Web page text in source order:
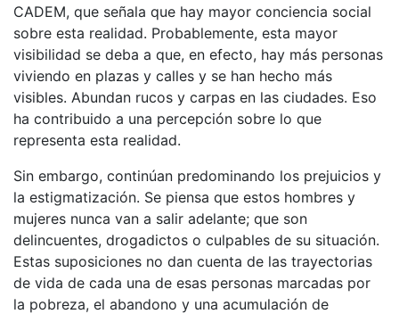
CADEM, que señala que hay mayor conciencia social
sobre esta realidad. Probablemente, esta mayor
visibilidad se deba a que, en efecto, hay más personas
viviendo en plazas y calles y se han hecho más
visibles. Abundan rucos y carpas en las ciudades. Eso
ha contribuido a una percepción sobre lo que
representa esta realidad.
Sin embargo, continúan predominando los prejuicios y
la estigmatización. Se piensa que estos hombres y
mujeres nunca van a salir adelante; que son
delincuentes, drogadictos o culpables de su situación.
Estas suposiciones no dan cuenta de las trayectorias
de vida de cada una de esas personas marcadas por
la pobreza, el abandono y una acumulación de